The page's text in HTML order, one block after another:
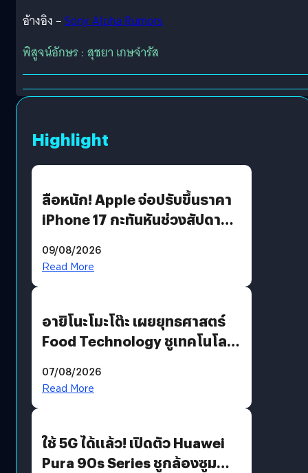
อ้างอิง –Sony Alpha Rumors
พิสูจน์อักษร : สุชยา เกษจำรัส
Highlight
ลือหนัก! Apple จ่อปรับขึ้นราคา
iPhone 17 กะทันหันช่วงสัปดาห์ที่
09/08/2026
Read More
อายิโนะโมะโต๊ะ เผยยุทธศาสตร์
Food Technology ชูเทคโนโลยี
บริโภคและ B2B
07/08/2026
Read More
ใช้ 5G ได้แล้ว! เปิดตัว Huawei
Pura 90s Series ชูกล้องซูม